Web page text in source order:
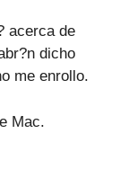
acerca de
dicho
me enrollo.
Mac.